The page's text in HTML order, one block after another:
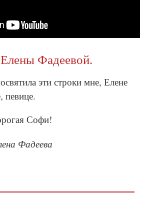
Фадеевой.
эти строки мне, Елене
певице.
Софи!
Фадеева